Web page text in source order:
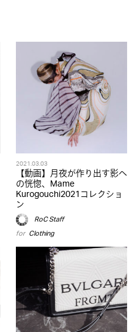
2021.03.03
【動画】月夜が作り出す影へ
の恍惚、Mame
Kurogouchi2021コレクショ
ン
RoC Staff
for Clothing